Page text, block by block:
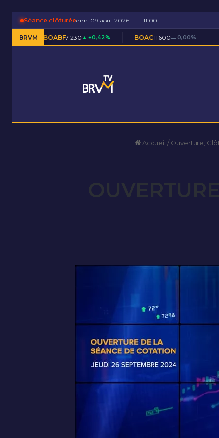
Séance clôturéedim. 09 août 2026 — 11:11:00
BRVM
7 230▲ +0,42% BOAC11 600 ▬ 0,00% BOAM5 590
Accueil / Ouverture,